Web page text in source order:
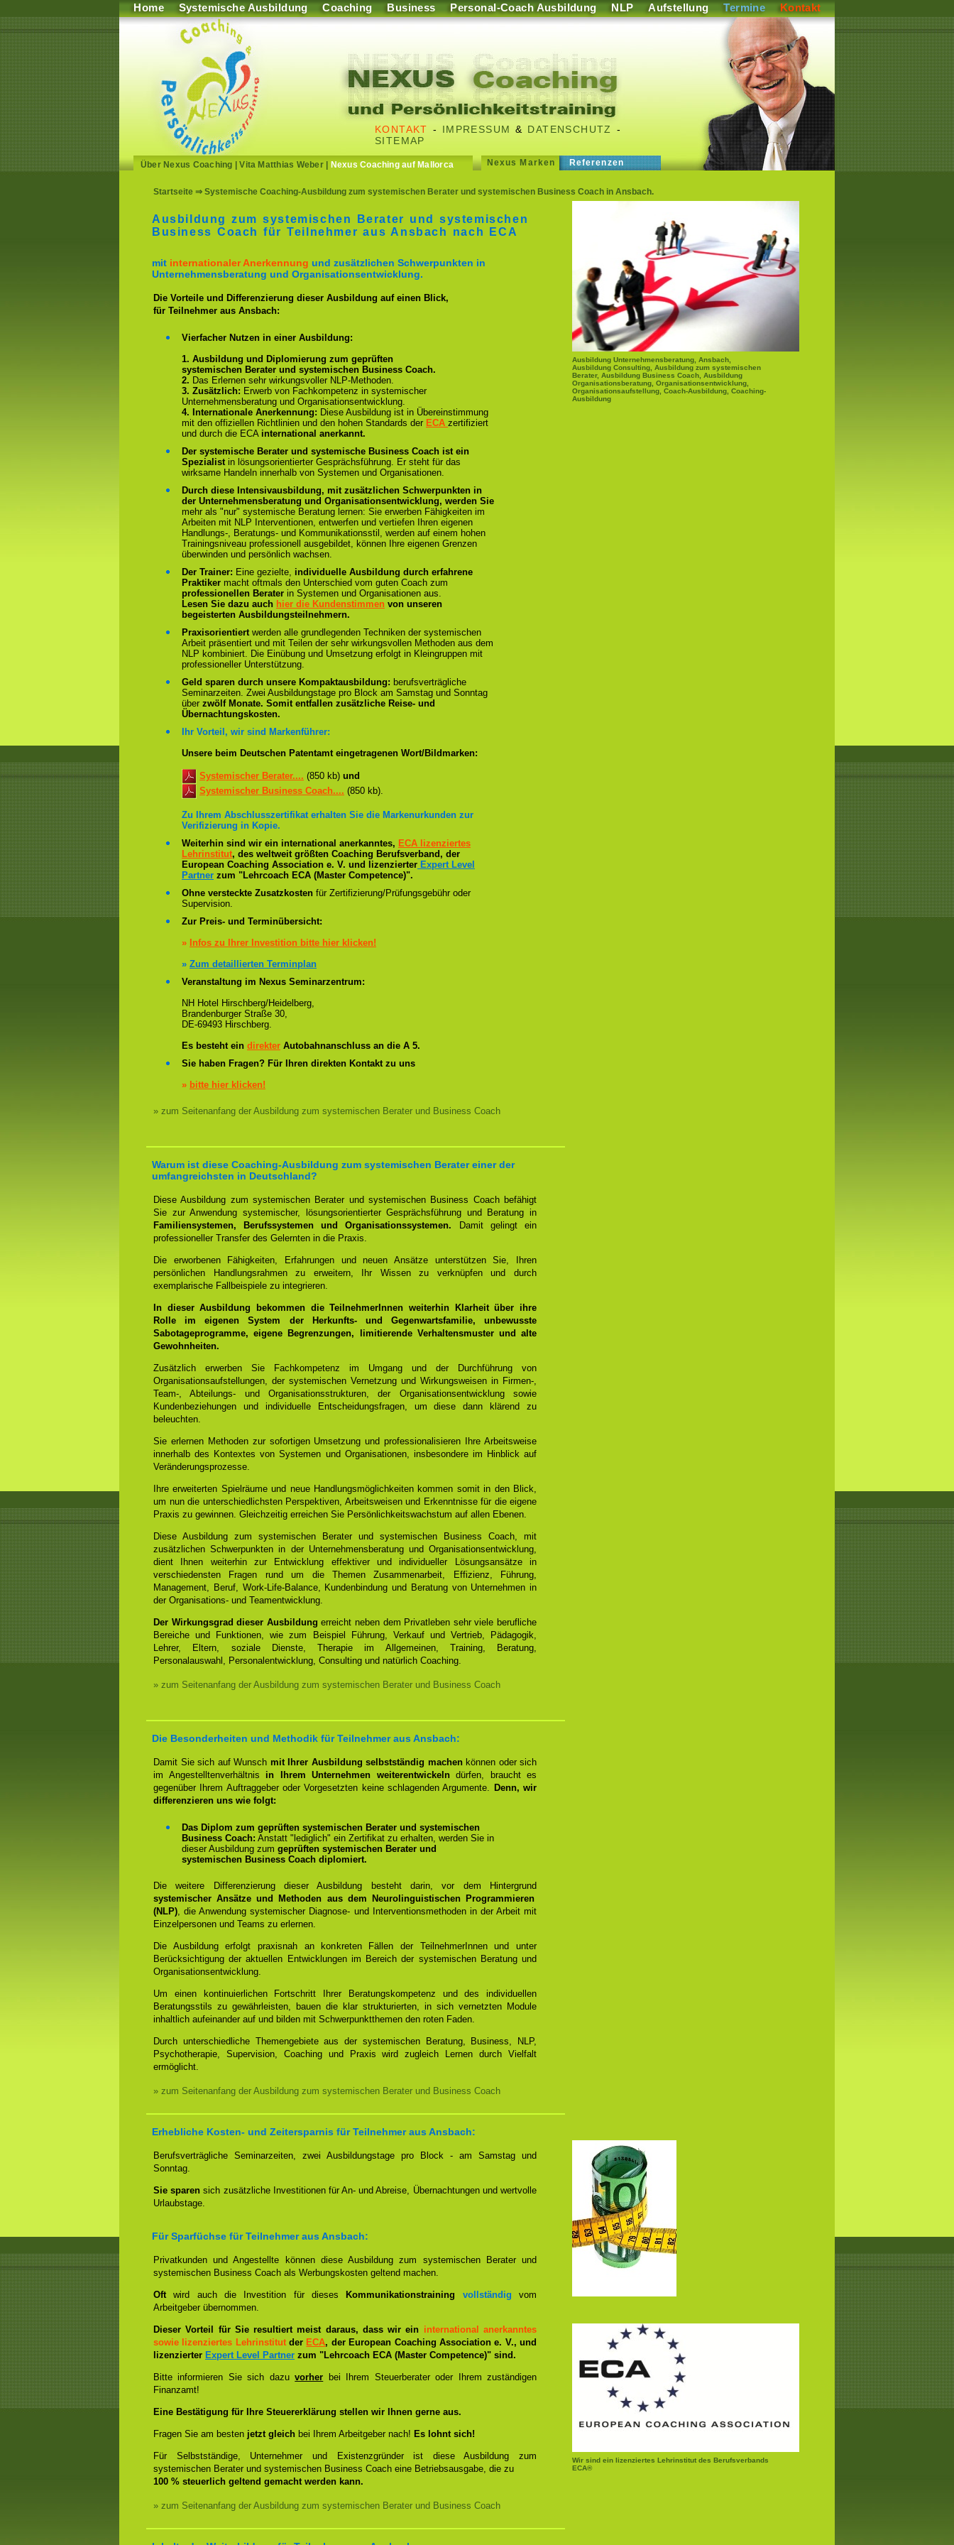
Home Systemische Ausbildung Coaching Business Personal-Coach Ausbildung NLP Aufstellung Termine Kontakt
KONTAKT - IMPRESSUM & DATENSCHUTZ
-
SITEMAP
Über Nexus Coaching |Vita Matthias Weber| Nexus Coaching auf Mallorca Nexus Marken Referenzen
Startseite ⇒ Systemische Coaching-Ausbildung zum systemischen Berater und systemischen Business Coach in Ansbach.
Ausbildung Unternehmensberatung, Ansbach,
Ausbildung Consulting, Ausbildung zum systemischen
Berater, Ausbildung Business Coach, Ausbildung
Organisationsberatung, Organisationsentwicklung,
Organisationsaufstellung, Coach-Ausbildung, Coaching-
Ausbildung
Ausbildung zum systemischen Berater und systemischen
Business Coach für Teilnehmer aus Ansbach nach ECA
mit internationaler Anerkennung und zusätzlichen Schwerpunkten in
Unternehmensberatung und Organisationsentwicklung.
Die Vorteile und Differenzierung dieser Ausbildung auf einen Blick,
für Teilnehmer aus Ansbach:
Vierfacher Nutzen in einer Ausbildung:
1. Ausbildung und Diplomierung zum geprüften
systemischen Berater und systemischen Business Coach.
2. Das Erlernen sehr wirkungsvoller NLP-Methoden.
3. Zusätzlich: Erwerb von Fachkompetenz in systemischer
Unternehmensberatung und Organisationsentwicklung.
4. Internationale Anerkennung: Diese Ausbildung ist in Übereinstimmung
mit den offiziellen Richtlinien und den hohen Standards der ECA zertifiziert
und durch die ECA international anerkannt.
Der systemische Berater und systemische Business Coach ist ein
Spezialist in lösungsorientierter Gesprächsführung. Er steht für das
wirksame Handeln innerhalb von Systemen und Organisationen.
Durch diese Intensivausbildung, mit zusätzlichen Schwerpunkten in
der Unternehmensberatung und Organisationsentwicklung, werden Sie
mehr als "nur" systemische Beratung lernen: Sie erwerben Fähigkeiten im
Arbeiten mit NLP Interventionen, entwerfen und vertiefen Ihren eigenen
Handlungs-, Beratungs- und Kommunikationsstil, werden auf einem hohen
Trainingsniveau professionell ausgebildet, können Ihre eigenen Grenzen
überwinden und persönlich wachsen.
Der Trainer: Eine gezielte, individuelle Ausbildung durch erfahrene
Praktiker macht oftmals den Unterschied vom guten Coach zum
professionellen Berater in Systemen und Organisationen aus.
Lesen Sie dazu auch hier die Kundenstimmen von unseren
begeisterten Ausbildungsteilnehmern.
Praxisorientiertwerden alle grundlegenden Techniken der systemischen
Arbeit präsentiert und mit Teilen der sehr wirkungsvollen Methoden aus dem
NLP kombiniert. Die Einübung und Umsetzung erfolgt in Kleingruppen mit
professioneller Unterstützung.
Geld sparen durch unsere Kompaktausbildung: berufsverträgliche
Seminarzeiten. Zwei Ausbildungstage pro Block am Samstag und Sonntag
über zwölf Monate. Somit entfallen zusätzliche Reise- und
Übernachtungskosten.
Ihr Vorteil, wir sind Markenführer:
Unsere beim Deutschen Patentamt eingetragenen Wort/Bildmarken:
Systemischer Berater.... (850 kb) und
Systemischer Business Coach.... (850 kb).
Zu Ihrem Abschlusszertifikat erhalten Sie die Markenurkunden zur
Verifizierung in Kopie.
Weiterhin sind wir ein international anerkanntes, ECA lizenziertes
Lehrinstitut, des weltweit größten Coaching Berufsverband, der
European Coaching Association e. V. und lizenzierter Expert Level
Partner zum "Lehrcoach ECA (Master Competence)".
Ohne versteckte Zusatzkosten für Zertifizierung/Prüfungsgebühr oder
Supervision.
Zur Preis- und Terminübersicht:
» Infos zu Ihrer Investition bitte hier klicken!
» Zum detaillierten Terminplan
Veranstaltung im Nexus Seminarzentrum:
NH Hotel Hirschberg/Heidelberg,
Brandenburger Straße 30,
DE-69493 Hirschberg.
Es besteht ein direkter Autobahnanschluss an die A 5.
Sie haben Fragen? Für Ihren direkten Kontakt zu uns
» bitte hier klicken!
» zum Seitenanfang der Ausbildung zum systemischen Berater und Business Coach
Warum ist diese Coaching-Ausbildung zum systemischen Berater einer der
umfangreichsten in Deutschland?
Diese Ausbildung zum systemischen Berater und systemischen Business Coach befähigt
Sie zur Anwendung systemischer, lösungsorientierter Gesprächsführung und Beratung in
Familiensystemen, Berufssystemen und Organisationssystemen. Damit gelingt ein
professioneller Transfer des Gelernten in die Praxis.
Die erworbenen Fähigkeiten, Erfahrungen und neuen Ansätze unterstützen Sie, Ihren
persönlichen Handlungsrahmen zu erweitern, Ihr Wissen zu verknüpfen und durch
exemplarische Fallbeispiele zu integrieren.
In dieser Ausbildung bekommen die TeilnehmerInnen weiterhin Klarheit über ihre
Rolle im eigenen System der Herkunfts- und Gegenwartsfamilie, unbewusste
Sabotageprogramme, eigene Begrenzungen, limitierende Verhaltensmuster und alte
Gewohnheiten.
Zusätzlich erwerben Sie Fachkompetenz im Umgang und der Durchführung von
Organisationsaufstellungen, der systemischen Vernetzung und Wirkungsweisen in Firmen-,
Team-, Abteilungs- und Organisationsstrukturen, der Organisationsentwicklung sowie
Kundenbeziehungen und individuelle Entscheidungsfragen, um diese dann klärend zu
beleuchten.
Sie erlernen Methoden zur sofortigen Umsetzung und professionalisieren Ihre Arbeitsweise
innerhalb des Kontextes von Systemen und Organisationen, insbesondere im Hinblick auf
Veränderungsprozesse.
Ihre erweiterten Spielräume und neue Handlungsmöglichkeiten kommen somit in den Blick,
um nun die unterschiedlichsten Perspektiven, Arbeitsweisen und Erkenntnisse für die eigene
Praxis zu gewinnen. Gleichzeitig erreichen Sie Persönlichkeitswachstum auf allen Ebenen.
Diese Ausbildung zum systemischen Berater und systemischen Business Coach, mit
zusätzlichen Schwerpunkten in der Unternehmensberatung und Organisationsentwicklung,
dient Ihnen weiterhin zur Entwicklung effektiver und individueller Lösungsansätze in
verschiedensten Fragen rund um die Themen Zusammenarbeit, Effizienz, Führung,
Management, Beruf, Work-Life-Balance, Kundenbindung und Beratung von Unternehmen in
der Organisations- und Teamentwicklung.
Der Wirkungsgrad dieser Ausbildung erreicht neben dem Privatleben sehr viele berufliche
Bereiche und Funktionen, wie zum Beispiel Führung, Verkauf und Vertrieb, Pädagogik,
Lehrer, Eltern, soziale Dienste, Therapie im Allgemeinen, Training, Beratung,
Personalauswahl, Personalentwicklung, Consulting und natürlich Coaching.
» zum Seitenanfang der Ausbildung zum systemischen Berater und Business Coach
Die Besonderheiten und Methodik für Teilnehmer aus Ansbach:
Damit Sie sich auf Wunsch mit Ihrer Ausbildung selbstständig machenkönnen oder sich
im Angestelltenverhältnis in Ihrem Unternehmen weiterentwickelndürfen, braucht es
gegenüber Ihrem Auftraggeber oder Vorgesetzten keine schlagenden Argumente. Denn, wir
differenzieren uns wie folgt:
Das Diplom zum geprüften systemischen Berater und systemischen
Business Coach: Anstatt "lediglich" ein Zertifikat zu erhalten, werden Sie in
dieser Ausbildung zum geprüften systemischen Berater und
systemischen Business Coach diplomiert.
Die weitere Differenzierung dieser Ausbildung besteht darin, vor dem Hintergrund
systemischer Ansätze und Methoden aus dem Neurolinguistischen Programmieren
(NLP), die Anwendung systemischer Diagnose- und Interventionsmethoden in der Arbeit mit
Einzelpersonen und Teams zu erlernen.
Die Ausbildung erfolgt praxisnah an konkreten Fällen der TeilnehmerInnen und unter
Berücksichtigung der aktuellen Entwicklungen im Bereich der systemischen Beratung und
Organisationsentwicklung.
Um einen kontinuierlichen Fortschritt Ihrer Beratungskompetenz und des individuellen
Beratungsstils zu gewährleisten, bauen die klar strukturierten, in sich vernetzten Module
inhaltlich aufeinander auf und bilden mit Schwerpunktthemen den roten Faden.
Durch unterschiedliche Themengebiete aus der systemischen Beratung, Business, NLP,
Psychotherapie, Supervision, Coaching und Praxis wird zugleich Lernen durch Vielfalt
ermöglicht.
» zum Seitenanfang der Ausbildung zum systemischen Berater und Business Coach
Erhebliche Kosten- und Zeitersparnis für Teilnehmer aus Ansbach:
Berufsverträgliche Seminarzeiten, zwei Ausbildungstage pro Block - am Samstag und
Sonntag.
Sie sparensich zusätzliche Investitionen für An- und Abreise, Übernachtungen und wertvolle
Urlaubstage.
Für Sparfüchse für Teilnehmer aus Ansbach:
Privatkunden und Angestellte können diese Ausbildung zum systemischen Berater und
systemischen Business Coach als Werbungskosten geltend machen.
Oftwird auch die Investition für dieses Kommunikationstraining vollständig vom
Arbeitgeber übernommen.
Wir sind ein lizenziertes Lehrinstitut des Berufsverbands
ECA®
Dieser Vorteil für Sie resultiert meist daraus, dass wir ein international anerkanntes
sowie lizenziertes Lehrinstitutder ECA, der European Coaching Association e. V., und
lizenzierter Expert Level Partner zum "Lehrcoach ECA (Master Competence)" sind.
Bitte informieren Sie sich dazuvorher bei Ihrem Steuerberater oder Ihrem zuständigen
Finanzamt!
Eine Bestätigung für Ihre Steuererklärung stellen wir Ihnen gerne aus.
Fragen Sie am besten jetzt gleich bei Ihrem Arbeitgeber nach! Es lohnt sich!
Für Selbstständige, Unternehmer und Existenzgründer ist diese Ausbildung zum
systemischen Berater und systemischen Business Coach eine Betriebsausgabe, die zu
100 % steuerlich geltend gemacht werden kann.
» zum Seitenanfang der Ausbildung zum systemischen Berater und Business Coach